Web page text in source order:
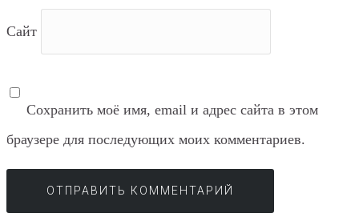
Сайт
Сохранить моё имя, email и адрес сайта в этом
браузере для последующих моих комментариев.